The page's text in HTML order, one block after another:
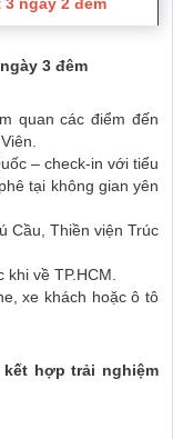
ngày 2 đêm
3 đêm
quan các điểm đến
– check-in với tiểu
tại không gian yên
Cầu, Thiền viện Trúc
về TP.HCM.
xe khách hoặc ô tô
hợp trải nghiệm